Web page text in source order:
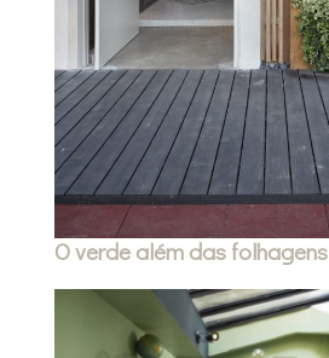
O verde além das folhagens